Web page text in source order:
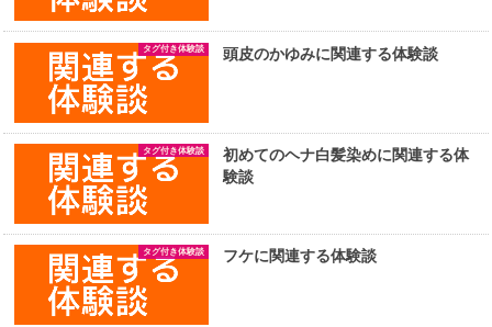
タグ付き体験談 頭皮のかゆみに関連する体験談
タグ付き体験談
初めてのヘナ白髪染めに関連する体
験談
タグ付き体験談 フケに関連する体験談